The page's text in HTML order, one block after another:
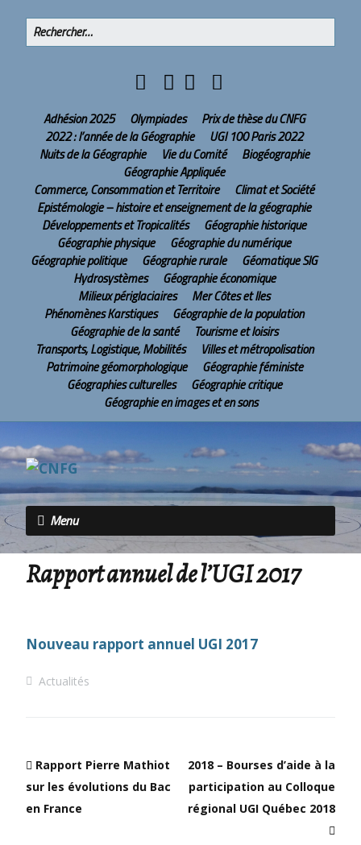
Adhésion 2025 Olympiades
Prix de thèse du CNFG
2022 : l’année de la Géographie
UGI 100 Paris 2022
Nuits de la Géographie
Vie du Comité
Biogéographie
Géographie Appliquée
Commerce, Consommation et Territoire
Climat et Société
Epistémologie – histoire et enseignement de la géographie
Développements et Tropicalités
Géographie historique
Géographie physique
Géographie du numérique
Géographie politique
Géographie rurale
Géomatique SIG
Hydrosystèmes
Géographie économique
Milieux périglaciaires
Mer Côtes et Iles
Phénomènes Karstiques
Géographie de la population
Géographie de la santé
Tourisme et loisirs
Transports, Logistique, Mobilités
Villes et métropolisation
Patrimoine géomorphologique
Géographie féministe
Géographies culturelles
Géographie critique
Géographie en images et en sons
Menu
Rapport annuel de l’UGI 2017
Nouveau rapport annuel UGI 2017
Actualités
Rapport Pierre Mathiot
sur les évolutions du Bac
en France
2018 – Bourses d’aide à la
participation au Colloque
régional UGI Québec 2018